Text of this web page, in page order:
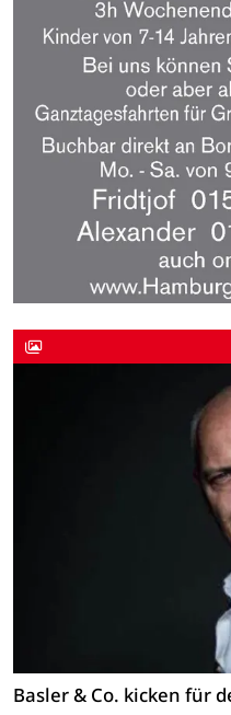
Basler & Co. kicken für